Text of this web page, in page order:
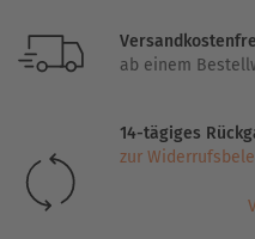
auf.
können
auf
ab einem
14-tägiges
zur